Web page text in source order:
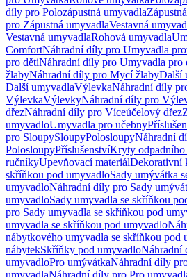
díly pro Polozápustná umyvadla
pro Zápustná umyvadlaVestavná
Vestavná umyvadlaRohová umyvadla
ComfortNáhradní díly pro Umyvadla
pro dětiNáhradní díly pro Umyvadla pro
žlabyNáhradní díly pro Mycí žlabyDalší
Další umyvadlaVýlevkaNáhradní díly
VýlevkaVýlevkyNáhradní díly pro
dřezNáhradní díly pro Víceúčelový dřez
umyvadloUmyvadla pro učebny
pro SloupySloupyPolosloupyNáhradní
PolosloupyPříslušenstvíKryty odpadního
ručníkyUpevňovací materiálDekorativní
skříňkou pod umyvadloSady umývátka
umyvadloNáhradní díly pro Sady
umyvadloSady umyvadla se skříňkou
pro Sady umyvadla se skříňkou pod
umyvadla se skříňkou pod umyvadlo
nábytkového umyvadla se skříňkou pod
nábytekSkříňky pod umyvadloNáhradní
umyvadloPro umývátkaNáhradní díly
umyvadlaNáhradní díly pro Pro